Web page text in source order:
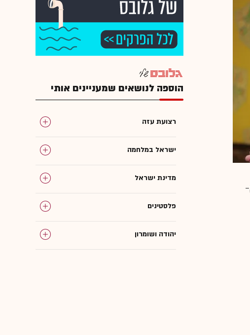
הוספה לנושאים שמעניינים אותי
רצועת עזה
ישראל במלחמה
מדינת ישראל
פלסטינים
יהודה ושומרון